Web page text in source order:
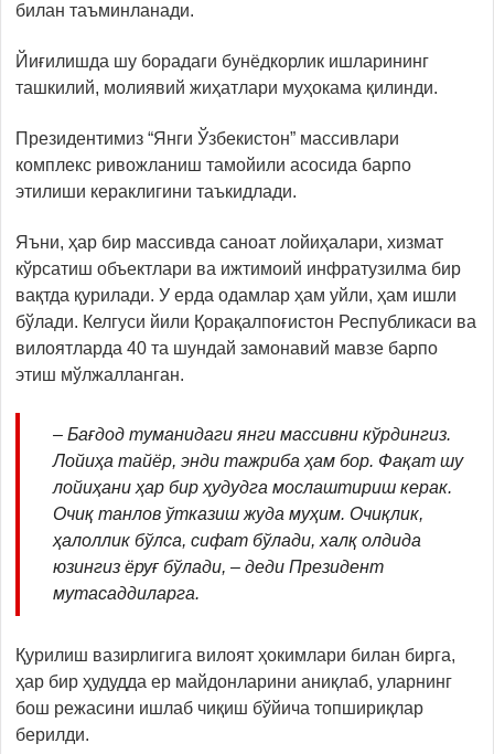
билан таъминланади.
Йиғилишда шу борадаги бунёдкорлик ишларининг
ташкилий, молиявий жиҳатлари муҳокама қилинди.
Президентимиз “Янги Ўзбекистон” массивлари
комплекс ривожланиш тамойили асосида барпо
этилиши кераклигини таъкидлади.
Яъни, ҳар бир массивда саноат лойиҳалари, хизмат
кўрсатиш объектлари ва ижтимоий инфратузилма бир
вақтда қурилади. У ерда одамлар ҳам уйли, ҳам ишли
бўлади. Келгуси йили Қорақалпоғистон Республикаси ва
вилоятларда 40 та шундай замонавий мавзе барпо
этиш мўлжалланган.
– Бағдод туманидаги янги массивни кўрдингиз.
Лойиҳа тайёр, энди тажриба ҳам бор. Фақат шу
лойиҳани ҳар бир ҳудудга мослаштириш керак.
Очиқ танлов ўтказиш жуда муҳим. Очиқлик,
ҳалоллик бўлса, сифат бўлади, халқ олдида
юзингиз ёруғ бўлади, – деди Президент
мутасаддиларга.
Қурилиш вазирлигига вилоят ҳокимлари билан бирга,
ҳар бир ҳудудда ер майдонларини аниқлаб, уларнинг
бош режасини ишлаб чиқиш бўйича топшириқлар
берилди.